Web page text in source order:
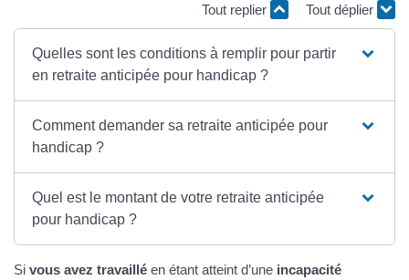
Tout replier Tout déplier
Quelles sont les conditions à remplir pour partir
en retraite anticipée pour handicap ?
Comment demander sa retraite anticipée pour
handicap ?
Quel est le montant de votre retraite anticipée
pour handicap ?
Si vous avez travaillé en étant atteint d’une incapacité